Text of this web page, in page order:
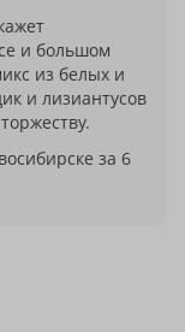
и большом
из белых и
и лизиантусов
за 6